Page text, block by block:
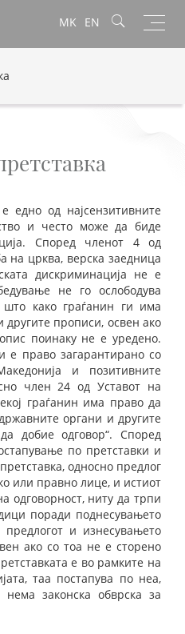
MK EN
едно од најсензитивните
и често може да биде
Според членот 4 од
на црква, верска заедница
дискриминација не е
не го ослободува
што како граѓанин ги има
другите прописи, освен ако
поинаку не е уредено.
е право загарантирано со
и позитивните
член 24 од Уставот на
граѓанин има право да
органи и другите
добие одговор“. Според
по претставки и
односно предлог
или правно лице, и истиот
одговорност, ниту да трпи
поради поднесувањето
предлогот и изнесувањето
ако со тоа не е сторено
е во рамките на
таа постапува по неа,
законска обврска за